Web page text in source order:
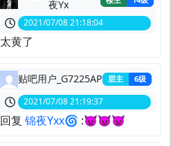
夜Yx
2021/07/08 21:18:04
太黄了
贴吧用户_G7225AP 层主 6级
2021/07/08 21:19:37
回复 锦夜Yxx🌀 :👿👿👿